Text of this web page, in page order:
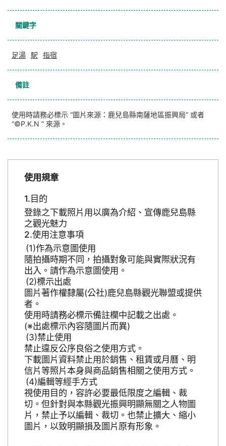
關鍵字
足湯 駅 指宿
備註
使用時請務必標示 “圖片來源：鹿兒島縣南薩地區振興局” 或者
“©P.K.N ” 來源。
使用規章
目的
登錄之下載照片用以廣為介紹、宣傳鹿兒島縣
之觀光魅力
使用注意事項
作為示意圖使用
隨拍攝時期不同，拍攝對象可能與實際狀況有
出入。請作為示意圖使用。
標示出處
圖片著作權隸屬(公社)鹿兒島縣觀光聯盟或提供
者。
使用時請務必標示備註欄中記載之出處。
(※出處標示內容隨圖片而異)
禁止使用
禁止違反公序良俗之使用方式。
下載圖片資料禁止用於銷售、租賃或月曆、明
信片等照片本身與商品銷售相關之使用方式。
編輯等經手方式
視使用目的，容許必要最低限度之編輯、裁
切。但針對與本縣觀光振興明顯無關之人物圖
片，禁止予以編輯、裁切。也禁止擴大、縮小
圖片，以致明顯損及圖片原有形象。